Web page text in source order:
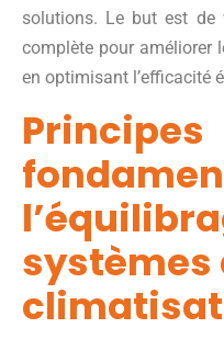
solutions. Le but est de
complète pour améliorer
en optimisant l’efficacité
Principes
systèmes